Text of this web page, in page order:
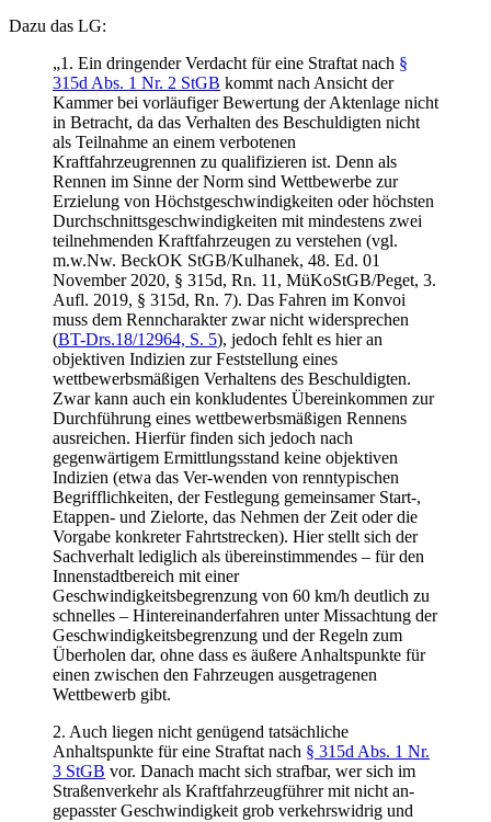
Dazu das LG:
„1. Ein dringender Verdacht für eine Straftat nach §
315d Abs. 1 Nr. 2 StGB kommt nach Ansicht der
Kammer bei vorläufiger Bewertung der Aktenlage nicht
in Betracht, da das Verhalten des Beschuldigten nicht
als Teilnahme an einem verbotenen
Kraftfahrzeugrennen zu qualifizieren ist. Denn als
Rennen im Sinne der Norm sind Wettbewerbe zur
Erzielung von Höchstgeschwindigkeiten oder höchsten
Durchschnittsgeschwindigkeiten mit mindestens zwei
teilnehmenden Kraftfahrzeugen zu verstehen (vgl.
m.w.Nw. BeckOK StGB/Kulhanek, 48. Ed. 01
November 2020, § 315d, Rn. 11, MüKoStGB/Peget, 3.
Aufl. 2019, § 315d, Rn. 7). Das Fahren im Konvoi
muss dem Renncharakter zwar nicht widersprechen
(BT-Drs.18/12964, S. 5), jedoch fehlt es hier an
objektiven Indizien zur Feststellung eines
wettbewerbsmäßigen Verhaltens des Beschuldigten.
Zwar kann auch ein konkludentes Übereinkommen zur
Durchführung eines wettbewerbsmäßigen Rennens
ausreichen. Hierfür finden sich jedoch nach
gegenwärtigem Ermittlungsstand keine objektiven
Indizien (etwa das Ver-wenden von renntypischen
Begrifflichkeiten, der Festlegung gemeinsamer Start-,
Etappen- und Zielorte, das Nehmen der Zeit oder die
Vorgabe konkreter Fahrtstrecken). Hier stellt sich der
Sachverhalt lediglich als übereinstimmendes – für den
Innenstadtbereich mit einer
Geschwindigkeitsbegrenzung von 60 km/h deutlich zu
schnelles – Hintereinanderfahren unter Missachtung der
Geschwindigkeitsbegrenzung und der Regeln zum
Überholen dar, ohne dass es äußere Anhaltspunkte für
einen zwischen den Fahrzeugen ausgetragenen
Wettbewerb gibt.
2. Auch liegen nicht genügend tatsächliche
Anhaltspunkte für eine Straftat nach § 315d Abs. 1 Nr.
3 StGB vor. Danach macht sich strafbar, wer sich im
Straßenverkehr als Kraftfahrzeugführer mit nicht an-
gepasster Geschwindigkeit grob verkehrswidrig und